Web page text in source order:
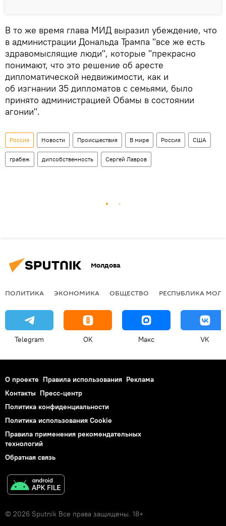
В то же время глава МИД выразил убеждение, что
в администрации Дональда Трампа "все же есть
здравомыслящие люди", которые "прекрасно
понимают, что это решение об аресте
дипломатической недвижимости, как и
об изгнании 35 дипломатов с семьями, было
принято администрацией Обамы в состоянии
агонии".
Россия Новости Происшествия В мире Россия США
грабеж дипсобственность Сергей Лавров
Молдова
ПОЛИТИКА ЭКОНОМИКА ОБЩЕСТВО РЕСПУБЛИКА
Telegram OK Макс VK
О проекте Правила использования Реклама
Контакты Пресс-центр
Политика конфиденциальности
Политика использования Cookie
Правила применения рекомендательных
технологий
Обратная связь
© 2026 Sputnik Все права защищены. 18+